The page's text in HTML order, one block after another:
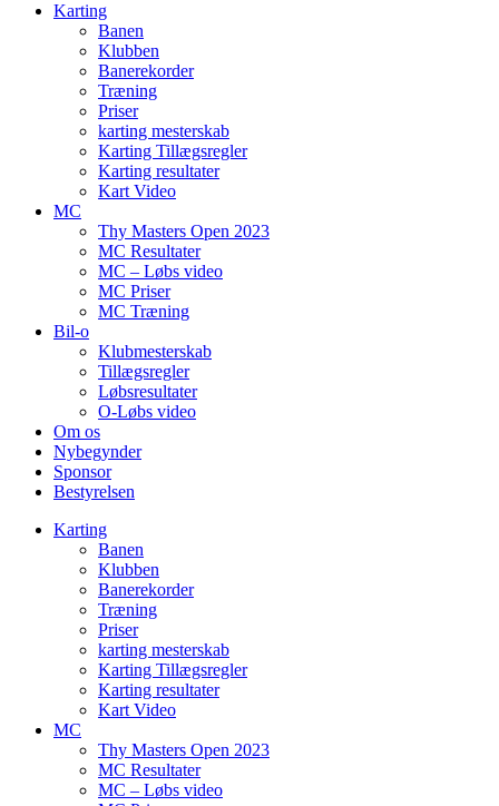
Karting
Banen
Klubben
Banerekorder
Træning
Priser
karting mesterskab
Karting Tillægsregler
Karting resultater
Kart Video
MC
Thy Masters Open 2023
MC Resultater
MC – Løbs video
MC Priser
MC Træning
Bil-o
Klubmesterskab
Tillægsregler
Løbsresultater
O-Løbs video
Om os
Nybegynder
Sponsor
Bestyrelsen
Karting
Banen
Klubben
Banerekorder
Træning
Priser
karting mesterskab
Karting Tillægsregler
Karting resultater
Kart Video
MC
Thy Masters Open 2023
MC Resultater
MC – Løbs video